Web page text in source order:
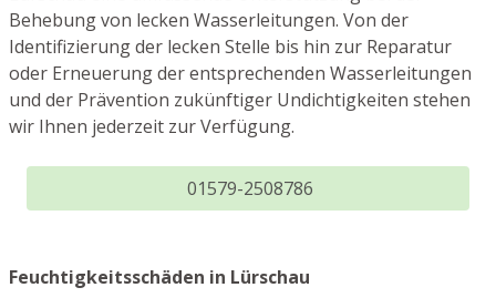
Behebung von lecken Wasserleitungen. Von der
Identifizierung der lecken Stelle bis hin zur Reparatur
oder Erneuerung der entsprechenden Wasserleitungen
und der Prävention zukünftiger Undichtigkeiten stehen
wir Ihnen jederzeit zur Verfügung.
01579-2508786
Feuchtigkeitsschäden in Lürschau